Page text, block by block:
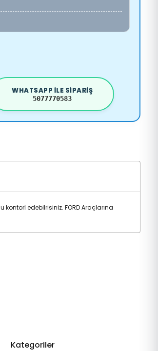
WHATSAPP ILE SIPARIŞ
5077770583
kontorl edebilrisiniz. FORD Araçlarına
Kategoriler